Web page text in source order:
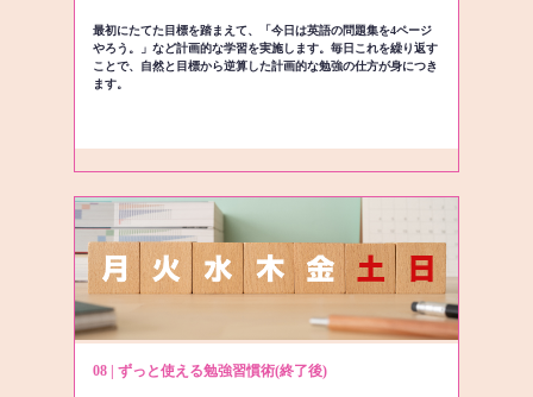
最初にたてた目標を踏まえて、「今日は英語の問題集を4ページ
やろう。」など計画的な学習を実施します。毎日これを繰り返す
ことで、自然と目標から逆算した計画的な勉強の仕方が身につき
ます。
08 | ずっと使える勉強習慣術(終了後)